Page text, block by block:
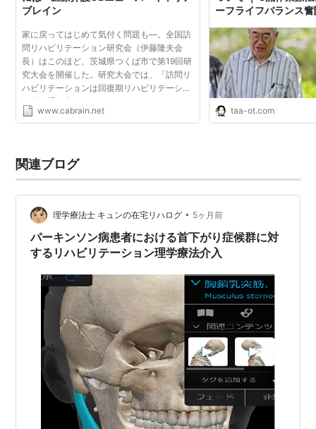
ブレイン
家に戻ってはじめて気付く問題も―。全国訪
問リハビリテーション研究会（伊藤隆夫会
長）はこのほど、茨城県つくば市で第19回研
究大会を開催した。研究大会では、「訪問リ
ハビリテーションは回復期リハビリテーショ
ン後を受け止めることができるか」をテーマ
に、シンポジウムが行われた。訪問リハビリ
www.cabrain.net
ーフライフバランス
taa-ot.com
関連ブログ
理学療法士 キュンの在宅リハログ • 5ヶ月前
パーキンソン病患者における首下がり症候群に対
するリハビリテーション理学療法介入